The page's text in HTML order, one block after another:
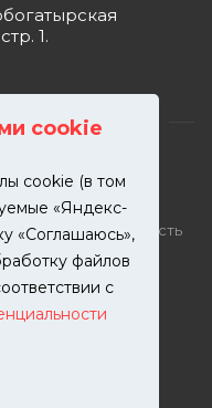
cookie
cookie (в том
«Яндекс-
«Соглашаюсь»,
файлов
с
1.
и покраска
– собственность
KUTUZOVV.RU без
права защищены.